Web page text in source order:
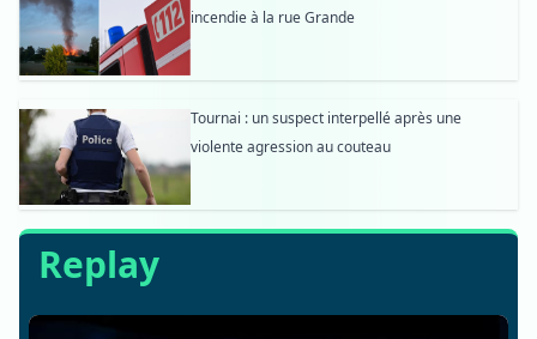
incendie à la rue Grande
Tournai : un suspect interpellé après une
violente agression au couteau
Replay